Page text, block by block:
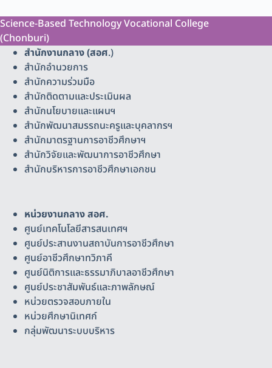
Science-Based Technology Vocational College
(Chonburi)
สำนักงานกลาง (สอศ.)
สำนักอำนวยการ
สำนักความร่วมมือ
สำนักติดตามและประเมินผล
สำนักนโยบายและแผนฯ
สำนักพัฒนาสมรรถนะครูและบุคลากรฯ
สำนักมาตรฐานการอาชีวศึกษาฯ
สำนักวิจัยและพัฒนาการอาชีวศึกษา
สำนักบริหารการอาชีวศึกษาเอกชน
หน่วยงานกลาง สอศ.
ศูนย์เทคโนโลยีสารสนเทศฯ
ศูนย์ประสานงานสถาบันการอาชีวศึกษา
ศูนย์อาชีวศึกษาทวิภาคี
ศูนย์นิติการและธรรมาภิบาลอาชีวศึกษา
ศูนย์ประชาสัมพันธ์และภาพลักษณ์
หน่วยตรวจสอบภายใน
หน่วยศึกษานิเทศก์
กลุ่มพัฒนาระบบบริหาร